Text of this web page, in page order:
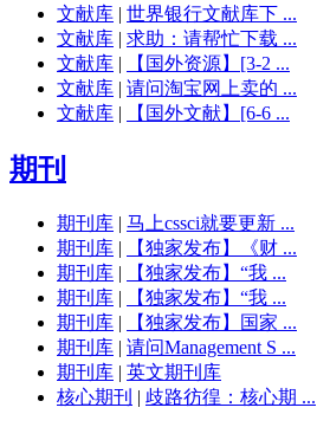
文献库 | 世界银行文献库下 ...
文献库 | 求助：请帮忙下载 ...
文献库 |
【国外资源】[3-2 ...
文献库 | 请问淘宝网上卖的 ...
文献库 | 【国外文献】[6-6 ...
期刊
期刊库 | 马上cssci就要更新 ...
期刊库 |
【独家发布】《财 ...
期刊库 |
【独家发布】“我 ...
期刊库 |
【独家发布】“我 ...
期刊库 |
【独家发布】国家 ...
期刊库 | 请问Management S ...
期刊库 | 英文期刊库
核心期刊 | 歧路彷徨：核心期 ...